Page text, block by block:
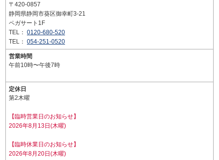
〒420-0857
静岡県静岡市葵区御幸町3-21
ペガサート1F
TEL： 0120-680-520
TEL： 054-251-0520
営業時間
午前10時〜午後7時
定休日
第2木曜
【臨時営業日のお知らせ】
2026年8月13日(木曜)
【臨時休業日のお知らせ】
2026年8月20日(木曜)